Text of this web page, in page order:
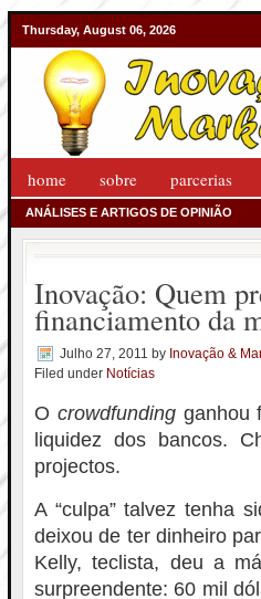
Thursday, August 06, 2026
home sobre parcerias
ANÁLISES E ARTIGOS DE OPINIÃO
Inovação: Quem
financiamento da
Julho 27, 2011 by Inovação &
Filed under Notícias
O crowdfundingganhou
liquidez dos bancos.
projectos.
A “culpa” talvez tenha
deixou de ter dinheiro
Kelly, teclista, deu a
surpreendente: 60 mil